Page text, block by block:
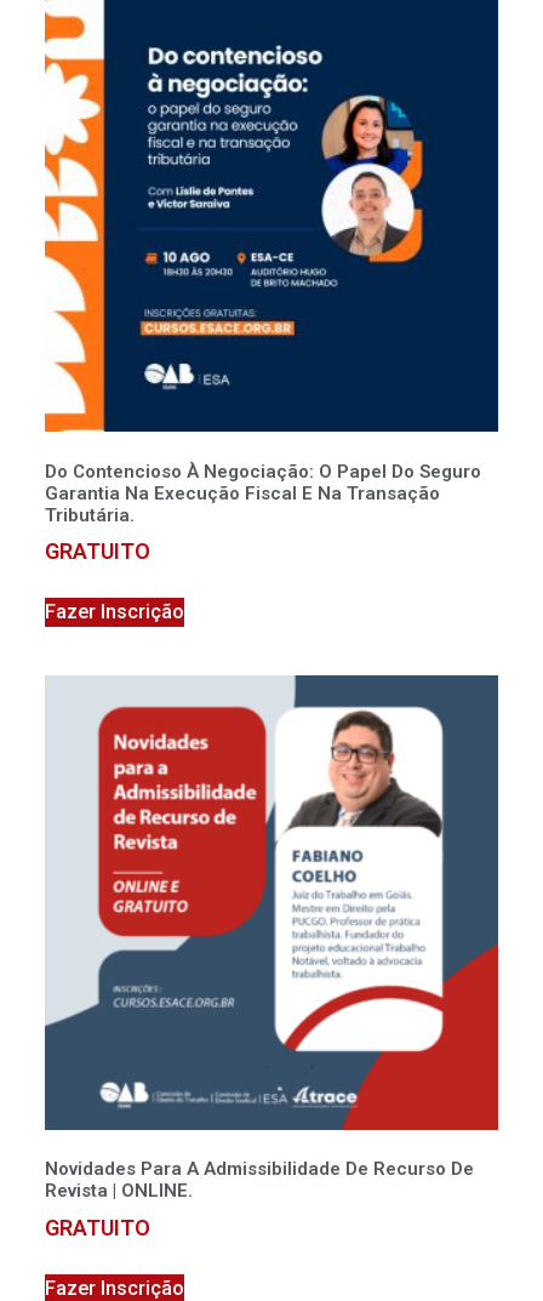
Do Contencioso À Negociação: O Papel Do Seguro
Garantia Na Execução Fiscal E Na Transação
Tributária.
GRATUITO
Fazer Inscrição
Novidades Para A Admissibilidade De Recurso De
Revista | ONLINE.
GRATUITO
Fazer Inscrição